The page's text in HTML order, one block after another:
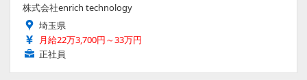
株式会社enrich technology
埼玉県
月給22万3,700円～33万円
正社員